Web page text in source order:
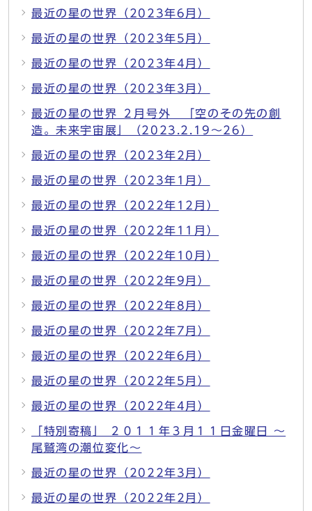
最近の星の世界（2023年6月）
最近の星の世界（2023年5月）
最近の星の世界（2023年4月）
最近の星の世界（2023年3月）
最近の星の世界 ２月号外 「空のその先の創
造。未来宇宙展」（2023.2.19～26）
最近の星の世界（2023年2月）
最近の星の世界（2023年1月）
最近の星の世界（2022年12月）
最近の星の世界（2022年11月）
最近の星の世界（2022年10月）
最近の星の世界（2022年9月）
最近の星の世界（2022年8月）
最近の星の世界（2022年7月）
最近の星の世界（2022年6月）
最近の星の世界（2022年5月）
最近の星の世界（2022年4月）
「特別寄稿」 ２０１１年３月１１日金曜日 ～
尾鷲湾の潮位変化～
最近の星の世界（2022年3月）
最近の星の世界（2022年2月）